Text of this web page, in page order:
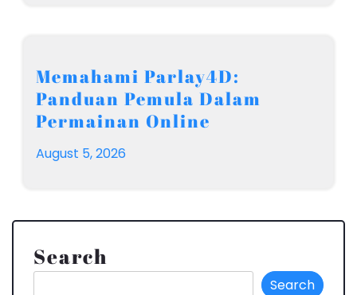
Memahami Parlay4D:
Panduan Pemula Dalam
Permainan Online
August 5, 2026
Search
Search